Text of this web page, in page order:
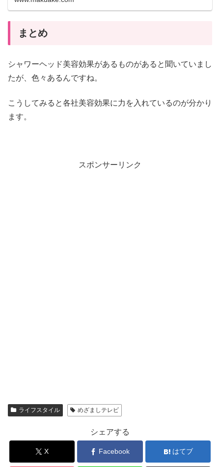
まとめ
シャワーヘッド美容効果があるものがあると聞いていまし
たが、色々あるんですね。
こうしてみると各社美容効果に力を入れているのが分かり
ます。
スポンサーリンク
ライフスタイル めざましテレビ
シェアする
X Facebook はてブ